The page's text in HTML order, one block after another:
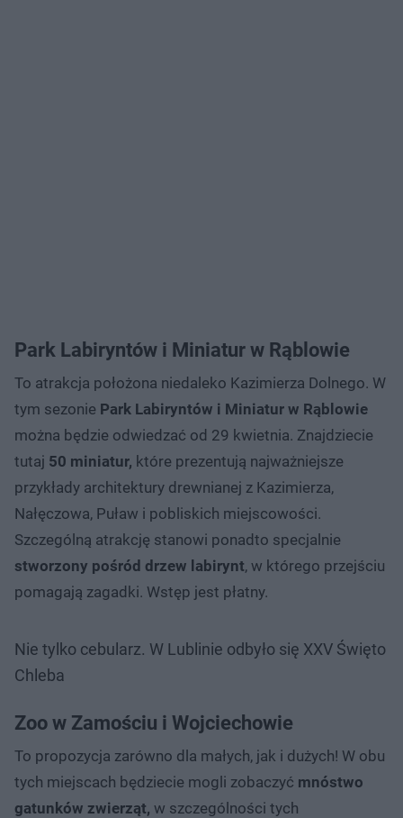
Park Labiryntów i Miniatur w Rąblowie
To atrakcja położona niedaleko Kazimierza Dolnego. W
tym sezonie Park Labiryntów i Miniatur w Rąblowie
można będzie odwiedzać od 29 kwietnia. Znajdziecie
tutaj 50 miniatur, które prezentują najważniejsze
przykłady architektury drewnianej z Kazimierza,
Nałęczowa, Puław i pobliskich miejscowości.
Szczególną atrakcję stanowi ponadto specjalnie
stworzony pośród drzew labirynt, w którego przejściu
pomagają zagadki. Wstęp jest płatny.
Nie tylko cebularz. W Lublinie odbyło się XXV Święto
Chleba
Zoo w Zamościu i Wojciechowie
To propozycja zarówno dla małych, jak i dużych! W obu
tych miejscach będziecie mogli zobaczyć mnóstwo
gatunków zwierząt, w szczególności tych